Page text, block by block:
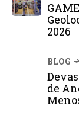
2026
BLOG
de